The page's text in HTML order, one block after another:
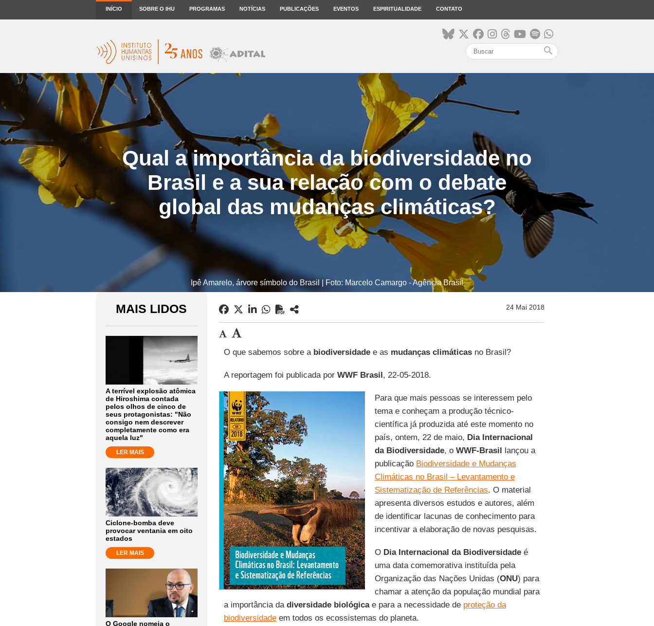
INÍCIO SOBRE O IHU PROGRAMAS NOTÍCIAS PUBLICAÇÕES EVENTOS ESPIRITUALIDADE CONTATO
search
Qual a importância da biodiversidade no
Brasil e a sua relação com o debate
global das mudanças climáticas?
Ipê Amarelo, árvore símbolo do Brasil | Foto: Marcelo Camargo - Agência Brasil
MAIS LIDOS
A terrível explosão atômica
de Hiroshima contada
pelos olhos de cinco de
seus protagonistas: "Não
consigo nem descrever
completamente como era
aquela luz"
LER MAIS
Ciclone-bomba deve
provocar ventania em oito
estados
LER MAIS
O Google nomeia o
24 Mai 2018
O que sabemos sobre a biodiversidadee as mudanças climáticasno Brasil?
A reportagem foi publicada porWWF Brasil, 22-05-2018.
Para que mais pessoas se interessem pelo
tema e conheçam a produção técnico-
científica já produzida até este momento no
país, ontem, 22 de maio, Dia Internacional
da Biodiversidade, o WWF-Brasil lançou a
publicação Biodiversidade e Mudanças
Climáticas no Brasil – Levantamento e
Sistematização de Referências. O material
apresenta diversos estudos e autores, além
de identificar lacunas de conhecimento para
incentivar a elaboração de novas pesquisas.
O Dia Internacional da Biodiversidadeé
uma data comemorativa instituída pela
Organização das Nações Unidas (ONU) para
chamar a atenção da população mundial para
a importância da diversidade biológicae para a necessidade de proteção da
biodiversidadeem todos os ecossistemas do planeta.